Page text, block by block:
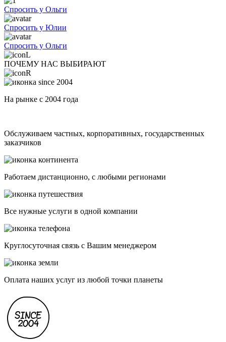
Спросить у Ольги
Спросить у Юлии
Спросить у Ольги
ПОЧЕМУ НАС ВЫБИРАЮТ
На рынке с 2004 года
Обслуживаем частных, корпоративных, государственных
заказчиков
Работаем дистанционно, с любыми регионами
Все нужные услуги в одной компании
Круглосуточная связь с Вашим менеджером
Оплата наших услуг из любой точки планеты